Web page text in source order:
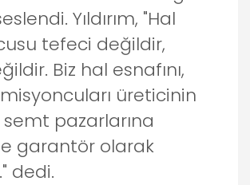
Yıldırım, "Hal
tefeci değildir,
Biz hal esnafını,
üreticinin
semt pazarlarına
garantör olarak
dedi.